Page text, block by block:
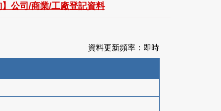
檢
索
】公司/商業/工廠登記資料
資料更新頻率：即時